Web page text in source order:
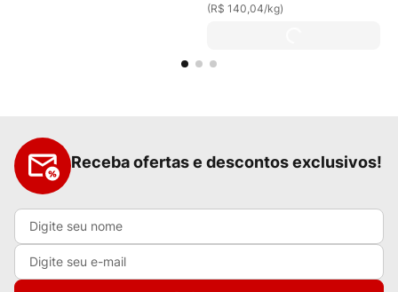
(R$ 140,04/kg)
Receba ofertas e descontos exclusivos!